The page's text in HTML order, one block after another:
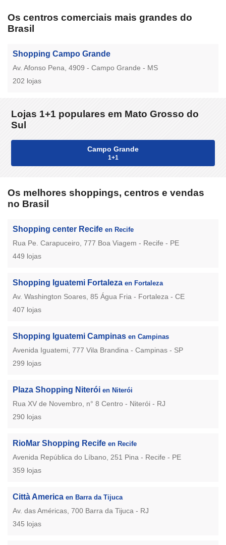
Os centros comerciais mais grandes do
Brasil
Shopping Campo Grande
Av. Afonso Pena, 4909 - Campo Grande - MS
202 lojas
Lojas 1+1 populares em Mato Grosso do
Sul
Campo Grande
1+1
Os melhores shoppings, centros e vendas
no Brasil
Shopping center Recife en Recife
Rua Pe. Carapuceiro, 777 Boa Viagem - Recife - PE
449 lojas
Shopping Iguatemi Fortaleza en Fortaleza
Av. Washington Soares, 85 Água Fria - Fortaleza - CE
407 lojas
Shopping Iguatemi Campinas en Campinas
Avenida Iguatemi, 777 Vila Brandina - Campinas - SP
299 lojas
Plaza Shopping Niterói en Niterói
Rua XV de Novembro, n° 8 Centro - Niterói - RJ
290 lojas
RioMar Shopping Recife en Recife
Avenida República do Líbano, 251 Pina - Recife - PE
359 lojas
Città America en Barra da Tijuca
Av. das Américas, 700 Barra da Tijuca - RJ
345 lojas